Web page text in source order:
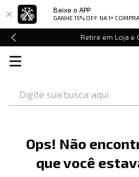
Baixe o APP
GANHE 15% OFF NA 1ª
Retire em Loja e
Ops! Não
que você